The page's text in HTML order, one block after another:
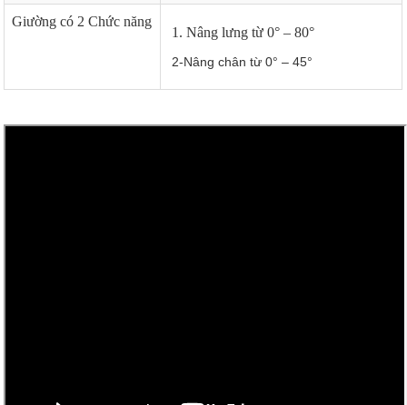
Giường có 2 Chức năng
1. Nâng lưng từ 0° – 80°
2-Nâng chân từ 0° – 45°